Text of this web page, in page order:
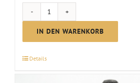
MC
Secco
Silvaner
IN DEN WARENKORB
Details